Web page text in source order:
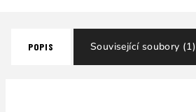
POPIS Související soubory (1)